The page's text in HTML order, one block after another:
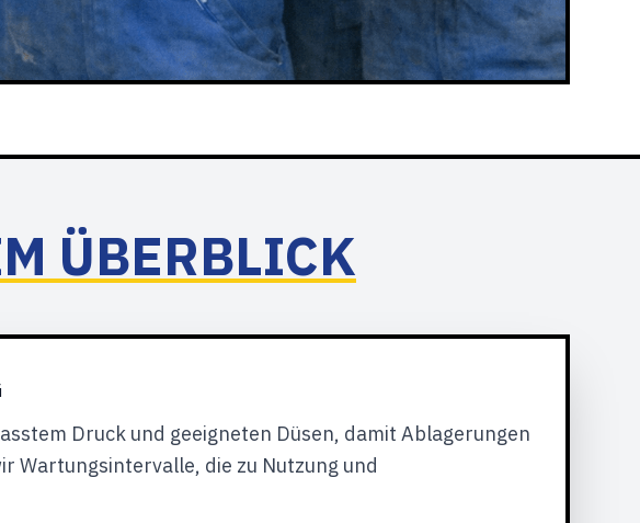
ÜBERBLICK
Druck und geeigneten Düsen, damit Ablagerungen
Wartungsintervalle, die zu Nutzung und